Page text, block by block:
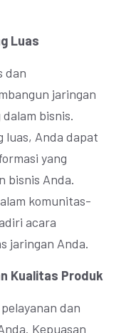
Luas
dan
jaringan
bisnis.
luas, Anda dapat
yang
bisnis Anda.
komunitas-
acara
jaringan Anda.
Kualitas Produk
dan
Kepuasan